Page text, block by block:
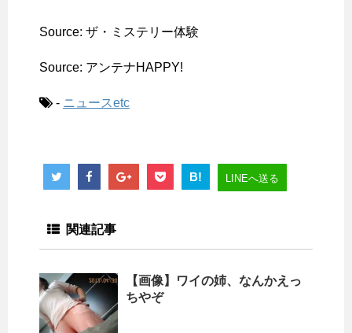
Source: ザ・ミステリー体験
Source: アンテナHAPPY!
- ニュースetc
B! LINEへ送る
関連記事
【画像】ワイの姉、なんかえっ
ちやぞ